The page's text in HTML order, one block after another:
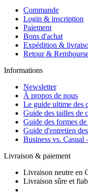
Commande
Login & inscription
Paiement
Bons d'achat
Expédition &
Retour &
Informations
Newsletter
À propos de nous
Le guide ultime des
Guide des tailles de
Guide des formes
Guide d'entretien
Business vs. Casual
Livraison & paiement
Livraison neutre en
Livraison sûre et